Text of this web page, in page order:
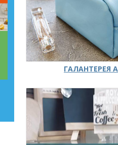
ГАЛАНТЕРЕЯ